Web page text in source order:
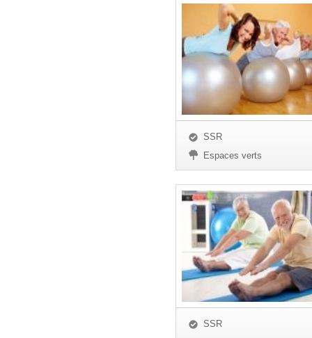
SSR
Espaces verts
SSR